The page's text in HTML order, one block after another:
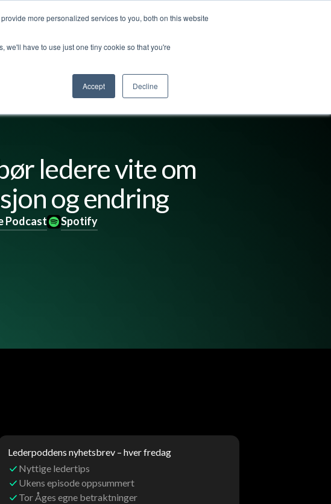
more personalized services to you, both on this website
we'll have to use just one tiny cookie so that you're
Accept Decline
Om oss Logg inn Kontakt oss
ledere vite om
og endring
Podcast Spotify
Lederpoddens nyhetsbrev – hver fredag
Nyttige ledertips
Ukens episode oppsummert
Tor Åges egne betraktninger